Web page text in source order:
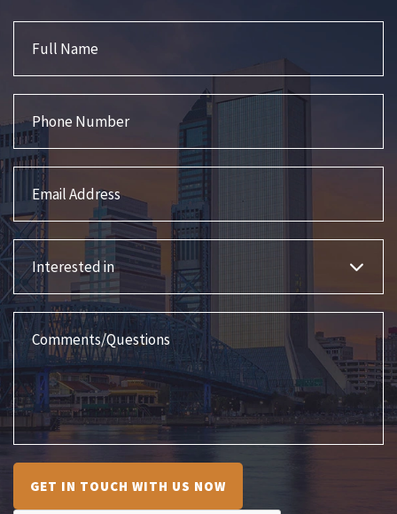
Email Address
Interested in
Comments/Questions
GET IN TOUCH WITH US NOW